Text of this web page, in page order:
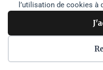
l’utilisation de cookies à
Copyright © 2026